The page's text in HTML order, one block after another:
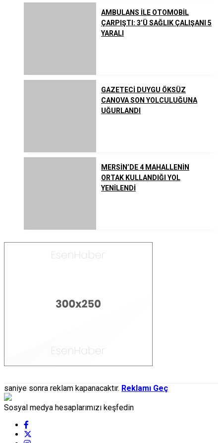
AMBULANS İLE OTOMOBİL
ÇARPIŞTI: 3’Ü SAĞLIK ÇALIŞANI 5
YARALI
GAZETECİ DUYGU ÖKSÜZ
CANOVA SON YOLCULUĞUNA
UĞURLANDI
MERSİN’DE 4 MAHALLENİN
ORTAK KULLANDIĞI YOL
YENİLENDİ
saniye sonra reklam kapanacaktır. Reklamı Geç
Sosyal medya hesaplarımızı keşfedin